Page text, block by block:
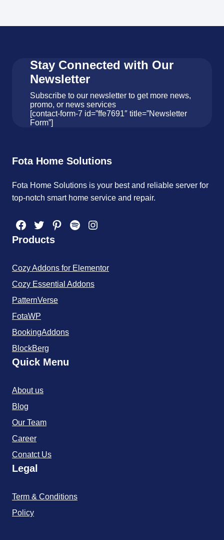
Stay Connected with Our
Newsletter
Subscribe to our newsletter to get more news,
promo, or news services
[contact-form-7 id=”ffe7691″ title=”Newsletter
Form”]
Fota Home Solutions
Fota Home Solutions is your best and reliable server for
top-notch smart home service and repair.
Facebook Twitter Pinterest Spotify Instagram
Products
Cozy Addons for Elementor
Cozy Essential Addons
PatternVerse
FotaWP
BookingAddons
BlockBerg
Quick Menu
About us
Blog
Our Team
Career
Conatct Us
Legal
Term & Conditions
Policy